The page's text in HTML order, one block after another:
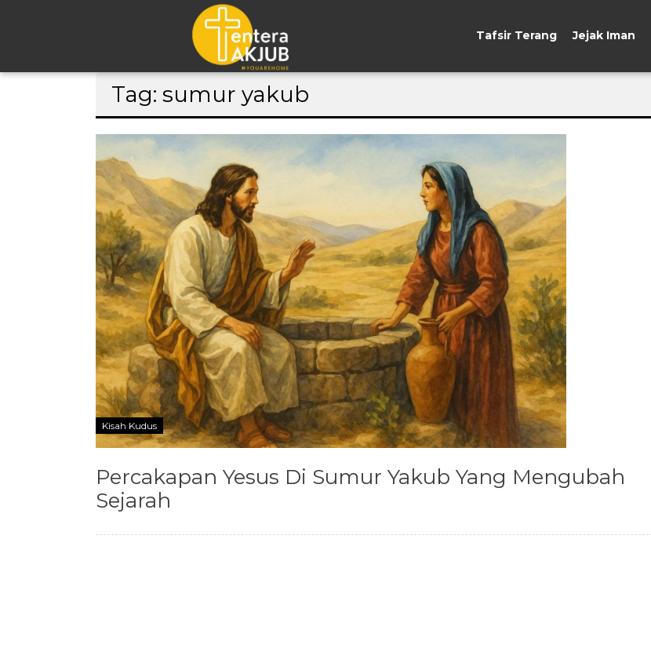
Tafsir Terang Jejak Iman
Lompat
Tag: sumur yakub
Kisah Kudus
Percakapan Yesus Di Sumur Yakub Yang Mengubah
Sejarah